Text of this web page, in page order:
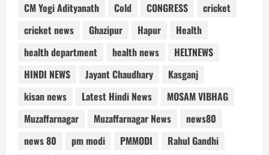
CM Yogi Adityanath
Cold CONGRESS
cricket
cricket news
Ghazipur Hapur
Health
health department
health news
HELTNEWS
HINDI NEWS
Jayant Chaudhary
Kasganj
kisan news
Latest Hindi News
MOSAM VIBHAG
Muzaffarnagar
Muzaffarnagar News
news80
news 80
pm modi PMMODI
Rahul Gandhi